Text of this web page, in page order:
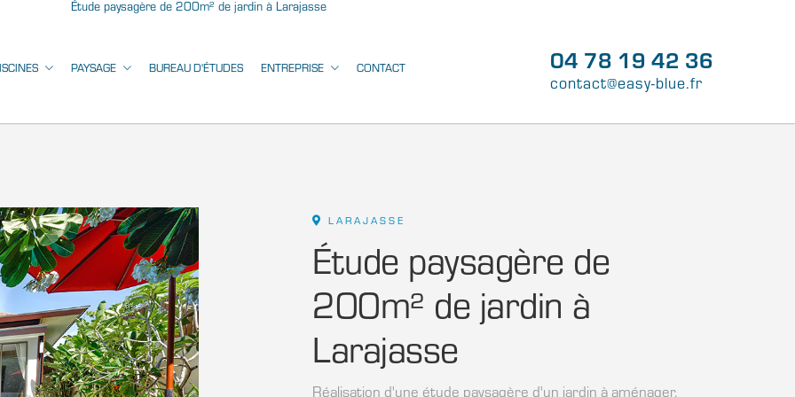
Étude paysagère de 200m² de jardin à Larajasse
PAYSAGE BUREAU D'ÉTUDES ENTREPRISE CONTACT 04 78 19 42 36
contact@easy-blue.fr
LARAJASSE
Étude paysagère de
200m² de jardin à
Larajasse
Réalisation d'une étude paysagère d'un jardin à aménager,